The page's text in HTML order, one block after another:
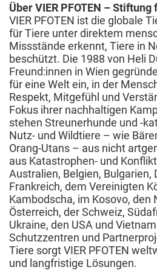
Über VIER PFOTEN –
VIER PFOTEN ist die globale
für Tiere unter direktem
Missstände erkennt, Tiere in
beschützt. Die 1988 von Heli
Freund:innen in Wien
für eine Welt ein, in der
Respekt, Mitgefühl und
Fokus ihrer nachhaltigen
stehen Streunerhunde und -
Nutz- und Wildtiere – wie
Orang-Utans – aus nicht
aus Katastrophen- und
Australien, Belgien, Bulgarien,
Frankreich, dem Vereinigten
Kambodscha, im Kosovo, den
Österreich, der Schweiz,
Ukraine, den USA und
Schutzzentren und
Tiere sorgt VIER PFOTEN
und langfristige Lösungen.